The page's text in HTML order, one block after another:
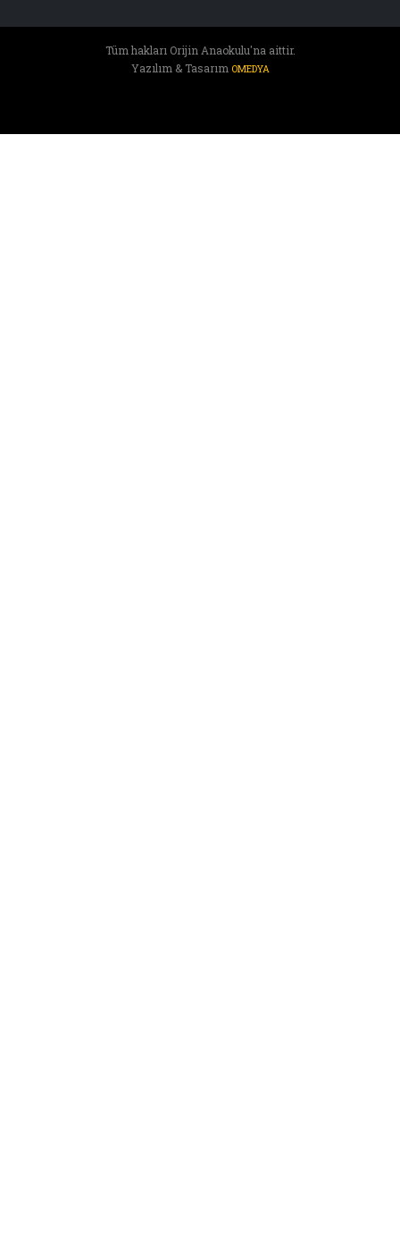
Tüm hakları Orijin Anaokulu'na aittir.
Yazılım & Tasarım OMEDYA